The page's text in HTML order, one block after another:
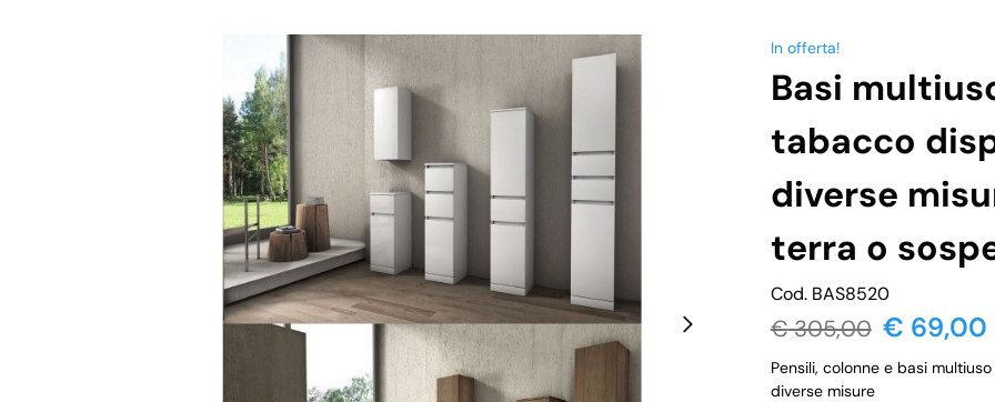
In offerta!
Basi
tabacco
diverse
terra o
Cod. BAS8520
€305,00 € 69,00
Pensili, colonne e basi
diverse misure